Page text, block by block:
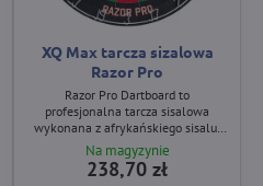
XQ Max tarcza sizalowa
Razor Pro
Razor Pro Dartboard to
profesjonalna tarcza sisalowa
wykonana z afrykańskiego sisalu.
Wyposażona jest w cienkie druty
typu special spider, które
minimalizują bounce‑outy (odbicia
Na magyzynie
238,70 zł